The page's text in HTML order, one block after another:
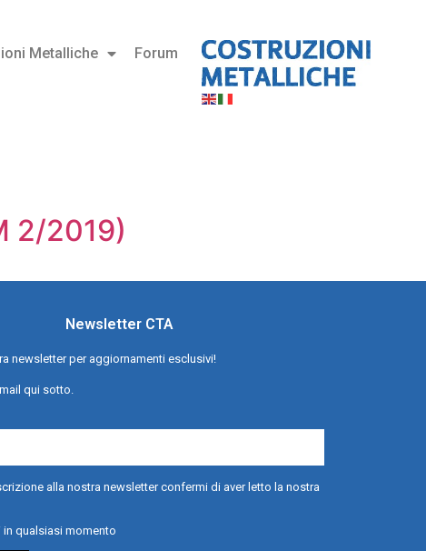
Metalliche Forum
2/2019)
Newsletter CTA
newsletter per aggiornamenti esclusivi!
qui sotto.
alla nostra newsletter confermi di aver letto la nostra
in qualsiasi momento